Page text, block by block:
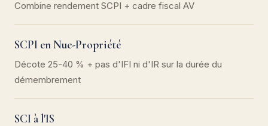
Combine rendement SCPI + cadre fiscal AV
SCPI en Nue-Propriété
Décote 25-40 % + pas d'IFI ni d'IR sur la durée du
démembrement
SCI à l'IS